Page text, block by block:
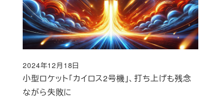
小型ロケット「カイロス2号機」、打ち上げも残念
ながら失敗に
投稿日
2024年12月18日